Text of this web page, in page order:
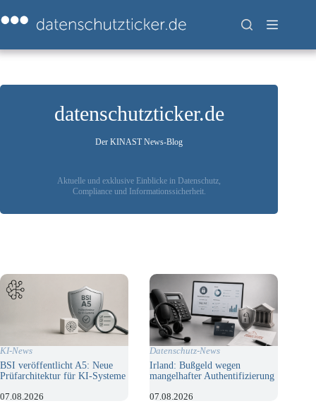
Inhalt
springen
datenschutzticker.de
Der KINAST News-Blog
Aktuelle und exklusive Einblicke in Datenschutz,
Compliance und Informationssicherheit.
KI-News
BSI veröffentlicht A5: Neue
Prüfarchitektur für KI-Systeme
07.08.2026
Datenschutz-News
Irland: Bußgeld wegen
mangelhafter Authentifizierung
07.08.2026